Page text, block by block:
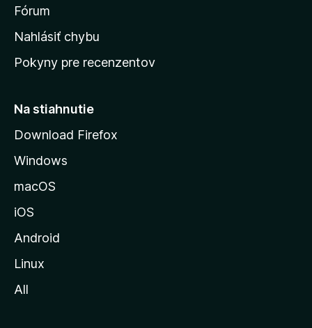
s
k
s
r
n
k
o
z
l
Fórum
Nahlásiť chybu
Pokyny pre recenzentov
Na stiahnutie
Download Firefox
Windows
macOS
iOS
Android
Linux
All